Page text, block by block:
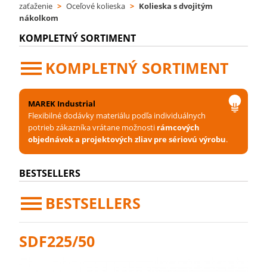
zaťaženie > Oceľové kolieska > Kolieska s dvojitým
nákolkom
KOMPLETNÝ SORTIMENT
KOMPLETNÝ SORTIMENT
MAREK Industrial
Flexibilné dodávky materiálu podľa individuálnych
potrieb zákazníka vrátane možnosti rámcových
objednávok a projektových zliav pre sériovú výrobu.
BESTSELLERS
BESTSELLERS
SDF225/50